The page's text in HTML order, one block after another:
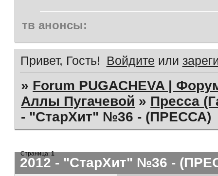
тв анонсы:
Привет, Гость! Войдите или
» Forum PUGACHEVA |
Аллы Пугачевой » Пресса
- "СтарХит" №36 - (ПРЕССА)
2012 - "СтарХит" №36 -
Страница:1